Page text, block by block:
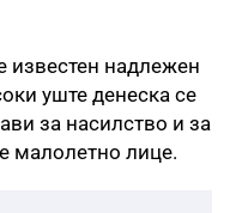
известен надлежен
уште денеска се
за насилство и за
малолетно лице.